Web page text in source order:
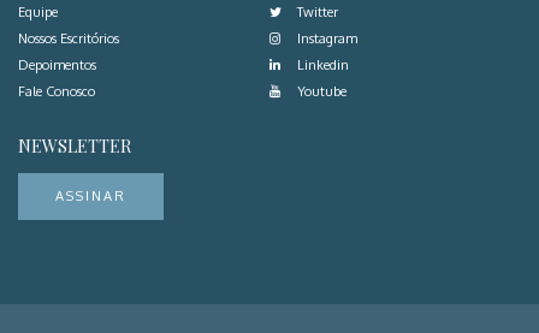
Equipe
Nossos Escritórios
Depoimentos
Fale Conosco
Twitter
Instagram
Linkedin
Youtube
NEWSLETTER
ASSINAR